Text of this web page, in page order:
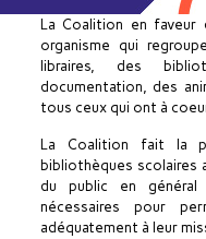
La Coalition en faveur
organisme qui
libraires, des
documentation, des
tous ceux qui ont à
La Coalition fait la
bibliothèques scolaires
du public en
nécessaires pour
adéquatement à leur